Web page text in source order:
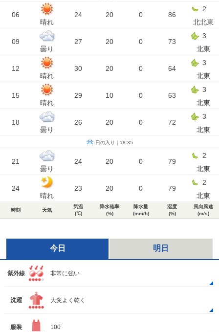
06
晴れ
24 20 0 86
2
北北東
09
曇り
27 20 0 73
3
北東
12
晴れ
30 20 0 64
3
北東
15
晴れ
29 10 0 63
3
北東
18
曇り
26 20 0 72
3
北東
日の入り｜18:35
21
曇り
24 20 0 79
2
北東
24
晴れ
23 20 0 79
2
北東
時刻 天気
気温
(℃)
降水確率
(%)
降水量
(mm/h)
湿度
(%)
風向風速
(m/s)
今日 明日
紫外線 非常に強い
洗濯 大変よく乾く
服装 100